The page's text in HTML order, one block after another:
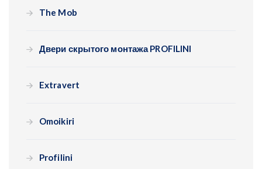
The Mob
Двери скрытого монтажа PROFILINI
Extravert
Omoikiri
Profilini